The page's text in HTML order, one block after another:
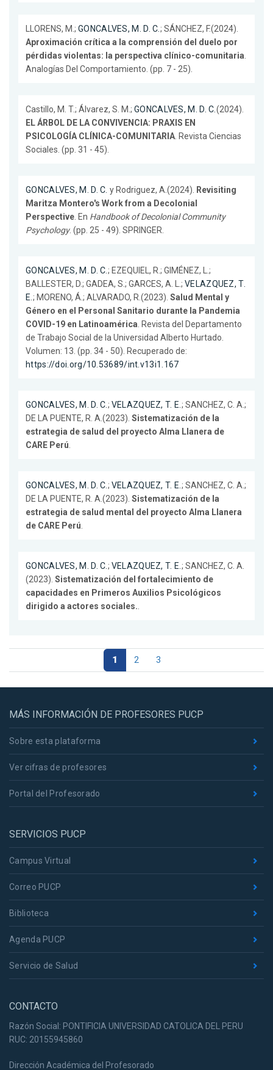
LLORENS, M.; GONCALVES, M. D. C.; SÁNCHEZ, F.(2024).
Aproximación crítica a la comprensión del duelo por
pérdidas violentas: la perspectiva clínico-comunitaria.
Analogías Del Comportamiento. (pp. 7 - 25).
Castillo, M. T.; Álvarez, S. M.; GONCALVES, M. D. C.(2024).
EL ÁRBOL DE LA CONVIVENCIA: PRAXIS EN
PSICOLOGÍA CLÍNICA-COMUNITARIA. Revista Ciencias
Sociales. (pp. 31 - 45).
GONCALVES, M. D. C. y Rodriguez, A.(2024). Revisiting
Maritza Montero's Work from a Decolonial
Perspective. En Handbook of Decolonial Community
Psychology. (pp. 25 - 49). SPRINGER.
GONCALVES, M. D. C.; EZEQUIEL, R.; GIMÉNEZ, L.;
BALLESTER, D.; GADEA, S.; GARCES, A. L.; VELAZQUEZ, T.
E.; MORENO, Á.; ALVARADO, R.(2023). Salud Mental y
Género en el Personal Sanitario durante la Pandemia
COVID-19 en Latinoamérica. Revista del Departamento
de Trabajo Social de la Universidad Alberto Hurtado.
Volumen: 13. (pp. 34 - 50). Recuperado de:
https://doi.org/10.53689/int.v13i1.167
GONCALVES, M. D. C.; VELAZQUEZ, T. E.; SANCHEZ, C. A.;
DE LA PUENTE, R. A.(2023). Sistematización de la
estrategia de salud del proyecto Alma Llanera de
CARE Perú.
GONCALVES, M. D. C.; VELAZQUEZ, T. E.; SANCHEZ, C. A.;
DE LA PUENTE, R. A.(2023). Sistematización de la
estrategia de salud mental del proyecto Alma Llanera
de CARE Perú.
GONCALVES, M. D. C.; VELAZQUEZ, T. E.; SANCHEZ, C. A.
(2023). Sistematización del fortalecimiento de
capacidades en Primeros Auxilios Psicológicos
dirigido a actores sociales..
1 2 3
MÁS INFORMACIÓN DE PROFESORES PUCP
Sobre esta plataforma
Ver cifras de profesores
Portal del Profesorado
SERVICIOS PUCP
Campus Virtual
Correo PUCP
Biblioteca
Agenda PUCP
Servicio de Salud
CONTACTO
Razón Social: PONTIFICIA UNIVERSIDAD CATOLICA DEL PERU
RUC: 20155945860
Dirección Académica del Profesorado